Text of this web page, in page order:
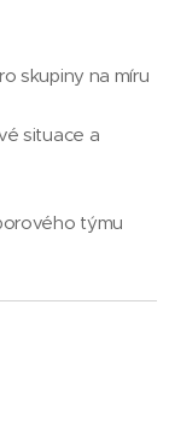
skupiny na míru
situace a
týmu